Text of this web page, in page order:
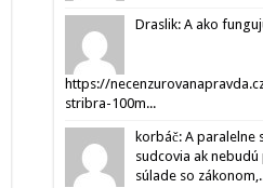
Draslik: A ako
https://
stribra-100m...
korbáč: A paralelne
sudcovia ak
súlade so